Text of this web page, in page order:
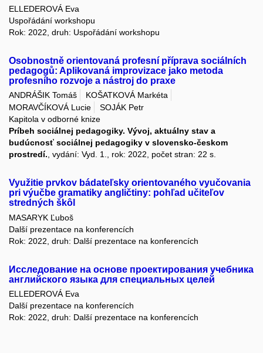
ELLEDEROVÁ Eva
Uspořádání workshopu
Rok: 2022, druh: Uspořádání workshopu
Osobnostně orientovaná profesní příprava sociálních
pedagogů: Aplikovaná improvizace jako metoda
profesního rozvoje a nástroj do praxe
ANDRÁŠIK Tomáš
KOŠATKOVÁ Markéta
MORAVČÍKOVÁ Lucie
SOJÁK Petr
Kapitola v odborné knize
Príbeh sociálnej pedagogiky. Vývoj, aktuálny stav a
budúcnosť sociálnej pedagogiky v slovensko-českom
prostredí., vydání: Vyd. 1., rok: 2022, počet stran: 22 s.
Využitie prvkov bádateľsky orientovaného vyučovania
pri výučbe gramatiky angličtiny: pohľad učiteľov
stredných škôl
MASARYK Ľuboš
Další prezentace na konferencích
Rok: 2022, druh: Další prezentace na konferencích
Исследование на основе проектирования учебника
английского языка для специальных целей
ELLEDEROVÁ Eva
Další prezentace na konferencích
Rok: 2022, druh: Další prezentace na konferencích